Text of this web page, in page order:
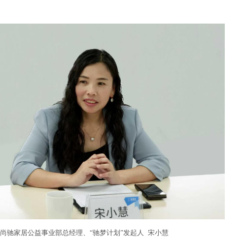
尚驰家居公益事业部总经理、“驰梦计划”发起人 宋小慧